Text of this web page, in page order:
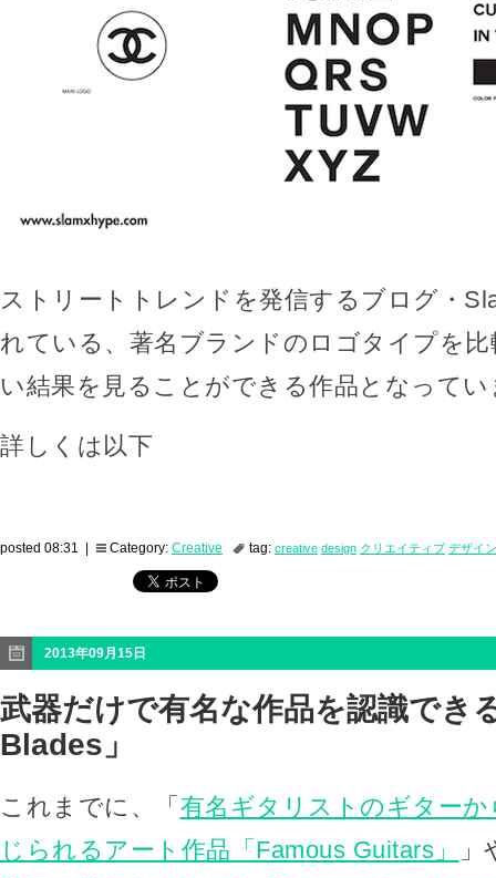
ストリートトレンドを発信するブログ・
れている、著名ブランドのロゴタイプを
い結果を見ることができる作品となってい
詳しくは以下
posted 08:31 | Category: Creative tag: creative design クリエイティブ デザイン
2013年09月15日
武器だけで有名な作品を認識でき
Blades」
これまでに、「 有名ギタリストのギター
じられるアート作品「Famous Guitars」